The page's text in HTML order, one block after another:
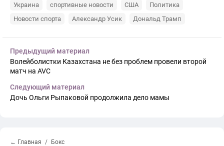
Украина спортивные новости США
Политика
Новости спорта
Александр Усик Дональд Трамп
Предыдущий материал
Волейболистки Казахстана не без проблем провели второй
матч на AVC
Следующий материал
Дочь Ольги Рыпаковой продолжила дело мамы
← Главная Бокс